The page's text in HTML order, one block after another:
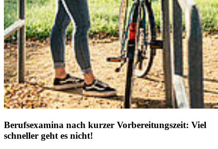
Be­rufs­ex­ami­na nach kur­zer Vor­be­rei­tungs­zeit: Viel
schnel­ler geht es nicht!